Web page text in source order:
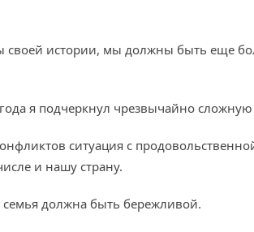
своей истории, мы должны быть еще
я подчеркнул чрезвычайно
ситуация с
и нашу страну.
должна быть бережливой.